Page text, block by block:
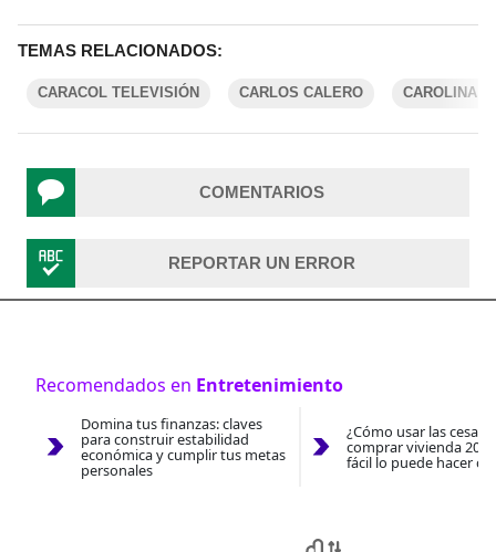
TEMAS RELACIONADOS:
CARACOL TELEVISIÓN CARLOS CALERO CAROLINA
COMENTARIOS
REPORTAR UN ERROR
Recomendados en Entretenimiento
Domina tus finanzas: claves
para construir estabilidad
económica y cumplir tus metas
personales
¿Cómo usar las
comprar vivienda
fácil lo puede hacer